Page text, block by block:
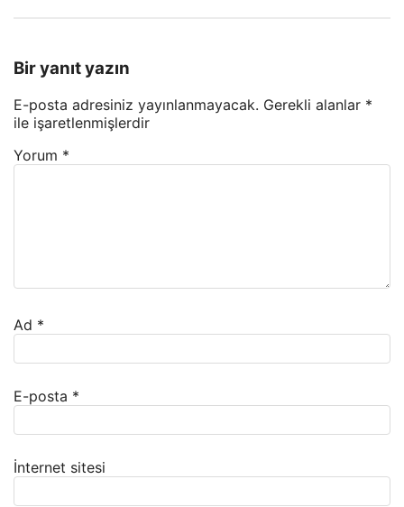
Bir yanıt yazın
E-posta adresiniz yayınlanmayacak. Gerekli alanlar *
ile işaretlenmişlerdir
Yorum *
Ad *
E-posta *
İnternet sitesi